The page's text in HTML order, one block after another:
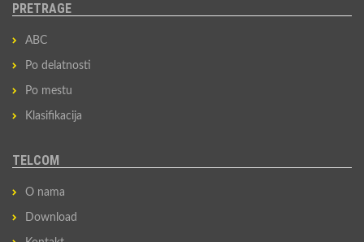
PRETRAGE
ABC
Po delatnosti
Po mestu
Klasifikacija
TELCOM
O nama
Download